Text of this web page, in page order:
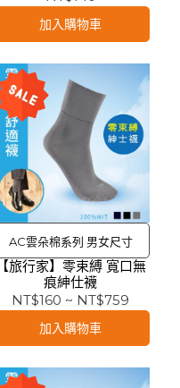
加入購物車
AC雲朵棉系列 男女尺寸
【旅行家】零束縛 寬口無
痕紳仕襪
NT$160 ~ NT$759
加入購物車